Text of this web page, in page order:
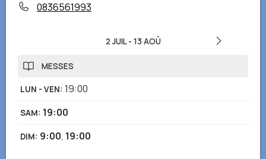
0836561993
2 JUIL- 13 AOÛ
MESSES
LUN - VEN: 19:00
SAM: 19:00
DIM: 9:00, 19:00